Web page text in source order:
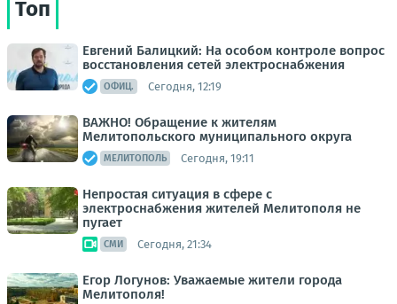
Топ
Евгений Балицкий: На особом контроле вопрос
восстановления сетей электроснабжения
ОФИЦ. Сегодня, 12:19
ВАЖНО! Обращение к жителям
Мелитопольского муниципального округа
МЕЛИТОПОЛЬ Сегодня, 19:11
Непростая ситуация в сфере с
электроснабжения жителей Мелитополя не
пугает
СМИ Сегодня, 21:34
Егор Логунов: Уважаемые жители города
Мелитополя!